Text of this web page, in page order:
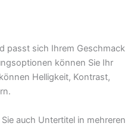
passt sich Ihrem Geschmack
können Sie Ihr
Helligkeit, Kontrast,
auch Untertitel in mehreren